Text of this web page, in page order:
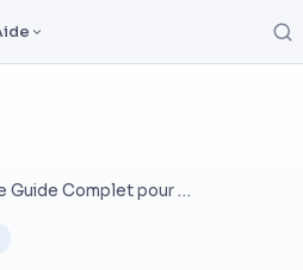
Séance Full Body : Le Guide Complet pour Prendre du Muscle